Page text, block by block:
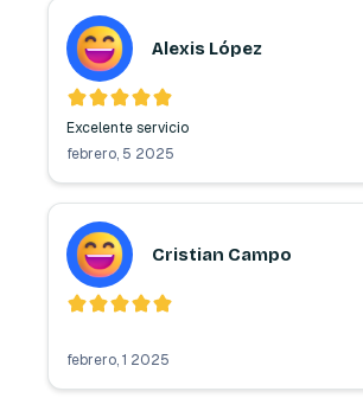
Alexis López
Excelente servicio
febrero, 5 2025
Cristian Campo
febrero, 1 2025